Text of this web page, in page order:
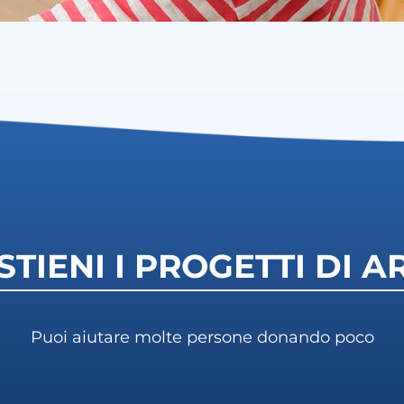
I PROGETTI DI
Puoi aiutare molte persone donando poco